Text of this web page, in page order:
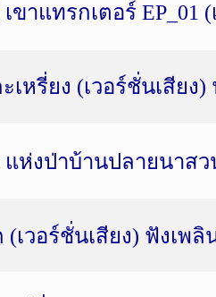
ขาแทรกเตอร์ EP_01
เหรี่ยง (เวอร์ชั่นเสียง
ห่งป่าบ้านปลายนาสว
เวอร์ชั่นเสียง) ฟังเพลิ